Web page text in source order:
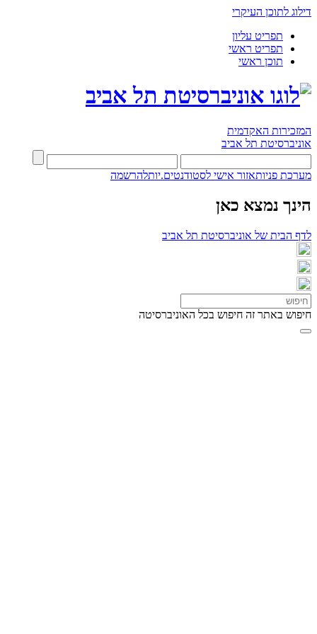
דילוג לתוכן העיקרי
תפריט עליון
תפריט ראשי
תוכן ראשי
המזכירות האקדמית
אוניברסיטת תל אביב
מערכת פניותאזור אישי לסטודנטים.יותלהרשמה
הינך נמצא כאן
לדף הבית של אוניברסיטת תל אביב
חיפוש באתר זה חיפוש בכל האוניברסיטה